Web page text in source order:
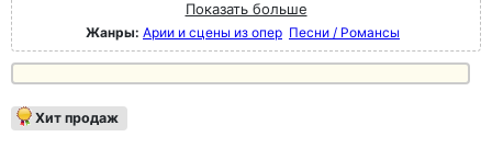
Показать больше
Жанры: Арии и сцены из опер Песни / Романсы
Хит продаж